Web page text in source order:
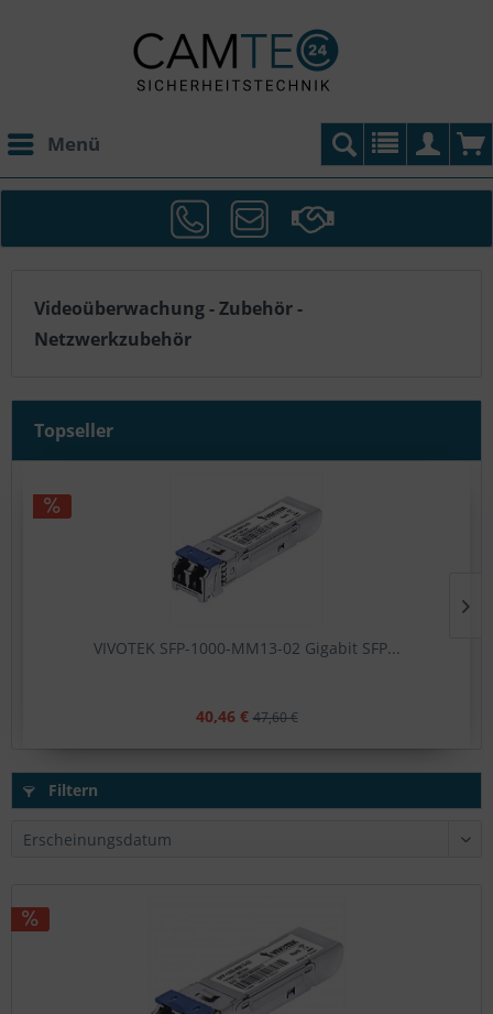
Menü
Videoüberwachung - Zubehör -
Netzwerkzubehör
Topseller
VIVOTEK SFP-1000-MM13-02 Gigabit SFP...
40,46 € 47,60 €
Filtern